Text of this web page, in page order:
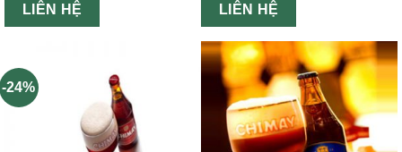
LIÊN HỆ LIÊN HỆ
-24%